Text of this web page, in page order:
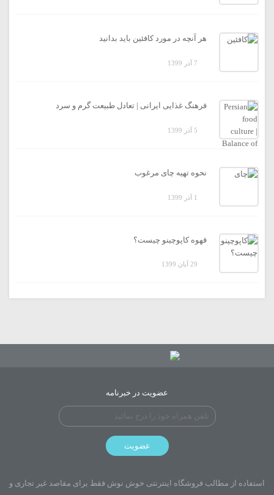
هر آنچه در مورد کافئین باید بدانید
7 آذر 1399
فرهنگ غذایی ایرانی | تعادل طبیعت گرم و سرد
5 آذر 1399
نحوه تهیه چای مرغوب
1 آذر 1399
قهوه کاپوچینو چیست؟
29 آبان 1399
عضویت در خبرنامه
عضویت
استفاده از مطالب فروشگاه اینترنتی خوش نوش فقط برای مقاصد غیر تجاری و